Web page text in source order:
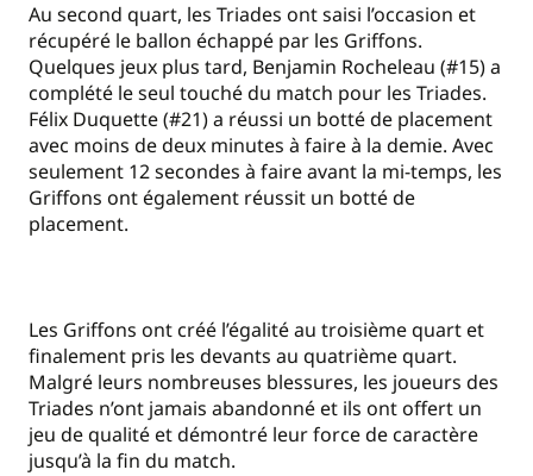
Au second quart, les Triades ont saisi l’occasion et
récupéré le ballon échappé par les Griffons.
Quelques jeux plus tard, Benjamin Rocheleau (#15) a
complété le seul touché du match pour les Triades.
Félix Duquette (#21) a réussi un botté de placement
avec moins de deux minutes à faire à la demie. Avec
seulement 12 secondes à faire avant la mi-temps, les
Griffons ont également réussit un botté de
placement.
Les Griffons ont créé l’égalité au troisième quart et
finalement pris les devants au quatrième quart.
Malgré leurs nombreuses blessures, les joueurs des
Triades n’ont jamais abandonné et ils ont offert un
jeu de qualité et démontré leur force de caractère
jusqu’à la fin du match.